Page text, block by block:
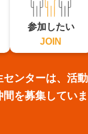
参加したい
JOIN
センターは、活
間を募集していま